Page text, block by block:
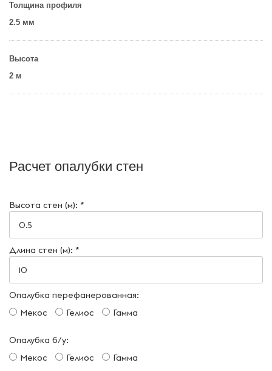
Толщина профиля
2.5 мм
Высота
2 м
Расчет опалубки стен
Высота стен (м): *
Длина стен (м): *
Опалубка перефанерованная:
Мекос
Гелиос Гамма
Опалубка б/у:
Мекос
Гелиос Гамма